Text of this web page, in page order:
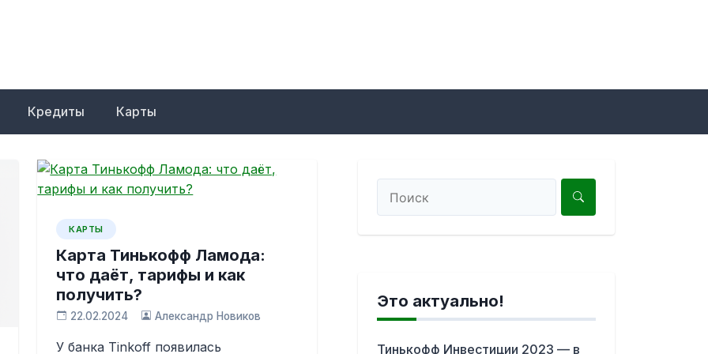
Кредиты Карты
КАРТЫ
Карта Тинькофф Ламода:
что даёт, тарифы и как
получить?
22.02.2024 Александр Новиков
У банка Tinkoff появилась
Это актуально!
Тинькофф Инвестиции 2023 — в